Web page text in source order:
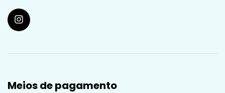
Meios de pagamento